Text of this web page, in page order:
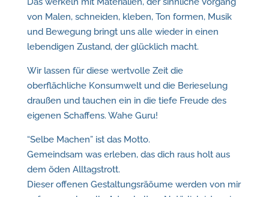
von Malen, schneiden, kleben, Ton formen, Musik
und Bewegung bringt uns alle wieder in einen
lebendigen Zustand, der glücklich macht.
Wir lassen für diese wertvolle Zeit die
oberflächliche Konsumwelt und die Berieselung
draußen und tauchen ein in die tiefe Freude des
eigenen Schaffens. Wahe Guru!
“Selbe Machen” ist das Motto.
Gemeindsam was erleben, das dich raus holt aus
dem öden Alltagstrott.
Dieser offenen Gestaltungsräöume werden von mir